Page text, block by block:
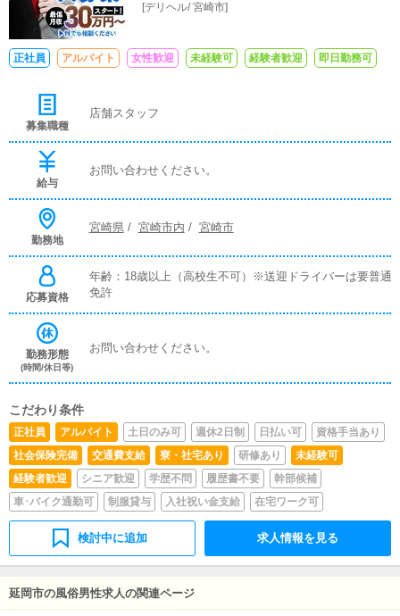
[デリヘル/宮崎市]
正社員 アルバイト 女性歓迎 未経験可 経験者歓迎 即日勤務可
募集職種
店舗スタッフ
給与
お問い合わせください。
勤務地
宮崎県 / 宮崎市内 / 宮崎市
応募資格
年齢：18歳以上（高校生不可）※送迎ドライバーは要普通
免許
勤務形態
(時間/休日等)
お問い合わせください。
こだわり条件
正社員 アルバイト 土日のみ可 週休2日制 日払い可
資格手当あり
社会保険完備
交通費支給 寮・社宅あり 研修あり
未経験可
経験者歓迎
シニア歓迎 学歴不問 履歴書不要
幹部候補
車･バイク通勤可
制服貸与 入社祝い金支給 在宅ワーク可
検討中に追加 求人情報を見る
延岡市の風俗男性求人の関連ページ